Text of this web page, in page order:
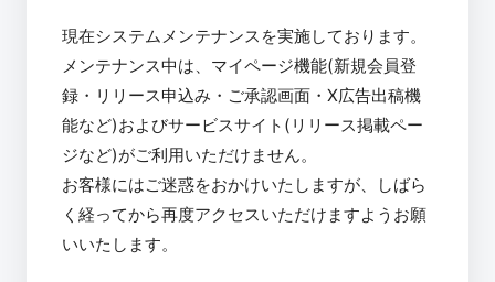
現在システムメンテナンスを実施しております。
メンテナンス中は、マイページ機能(新規会員登
録・リリース申込み・ご承認画面・X広告出稿機
能など)およびサービスサイト(リリース掲載ペー
ジなど)がご利用いただけません。
お客様にはご迷惑をおかけいたしますが、しばら
く経ってから再度アクセスいただけますようお願
いいたします。